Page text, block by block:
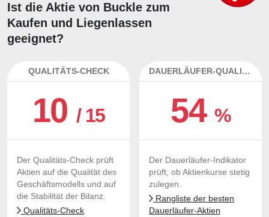
Ist die Aktie von Buckle zum
Kaufen und Liegenlassen
geeignet?
QUALITÄTS-CHECK
10 / 15
Der Qualitäts-Check prüft
Aktien auf die Qualität des
Geschäftsmodells und auf
die Stabilität der Bilanz.
Qualitäts-Check
DAUERLÄUFER-QUALITÄTEN
54%
Der Dauerläufer-Indikator
prüft, ob Aktienkurse stetig
zulegen.
Rangliste der besten
Dauerläufer-Aktien